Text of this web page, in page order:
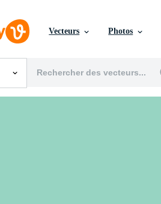
Vecteurs Photos